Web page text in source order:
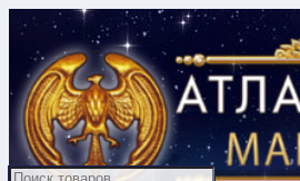
Перейти
навигации
Перейти
содержимому
Поиск